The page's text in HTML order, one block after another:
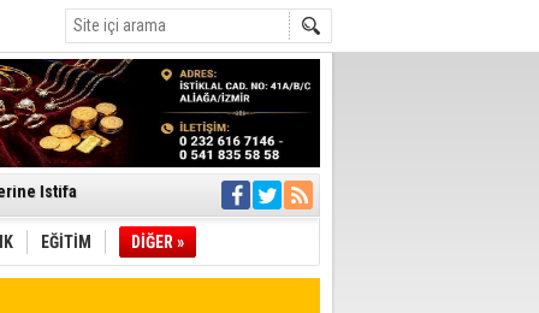
EĞİTİM DİĞER »